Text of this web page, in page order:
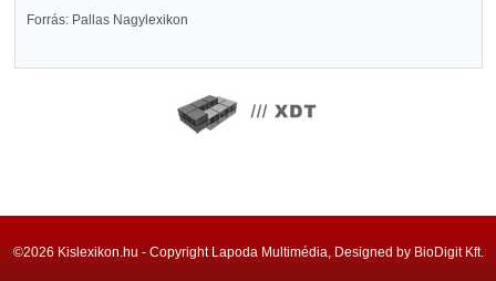
Forrás: Pallas Nagylexikon
©2026 Kislexikon.hu - Copyright Lapoda Multimédia, Designed by BioDigit Kft.